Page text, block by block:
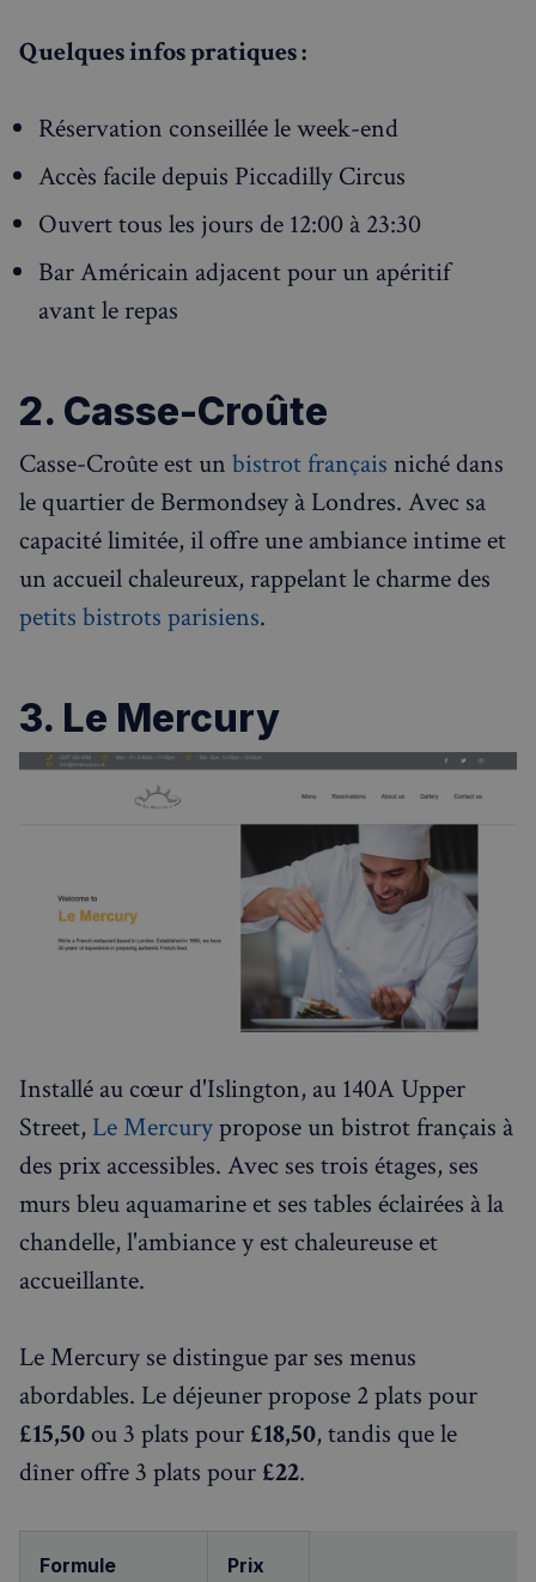
Quelques infos pratiques :
Réservation conseillée le week-end
Accès facile depuis Piccadilly Circus
Ouvert tous les jours de 12:00 à 23:30
Bar Américain adjacent pour un apéritif
avant le repas
2. Casse-Croûte
Casse-Croûte est un bistrot français niché dans
le quartier de Bermondsey à Londres. Avec sa
capacité limitée, il offre une ambiance intime et
un accueil chaleureux, rappelant le charme des
petits bistrots parisiens.
3. Le Mercury
Installé au cœur d'Islington, au 140A Upper
Street, Le Mercurypropose un bistrot français à
des prix accessibles. Avec ses trois étages, ses
murs bleu aquamarine et ses tables éclairées à la
chandelle, l'ambiance y est chaleureuse et
accueillante.
Le Mercury se distingue par ses menus
abordables. Le déjeuner propose 2 plats pour
£15,50 ou 3 plats pour £18,50, tandis que le
dîner offre 3 plats pour £22.
Formule Prix